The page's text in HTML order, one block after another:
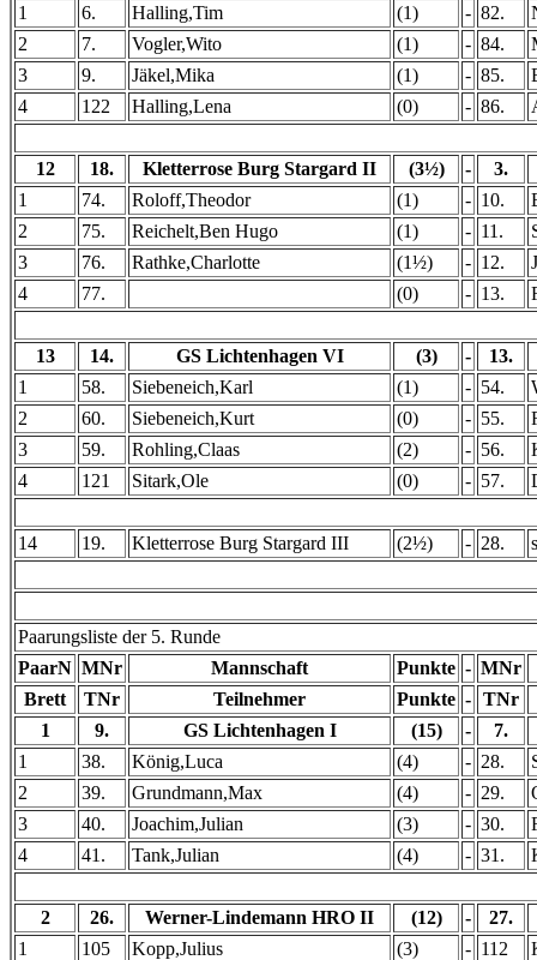
1
6. Halling,Tim (1) - 82.
2
7. Vogler,Wito (1) - 84.
3
9. Jäkel,Mika (1) - 85.
4
122 Halling,Lena (0) - 86.
12 18. Kletterrose Burg Stargard II (3½) -
3.
1
74. Roloff,Theodor (1) - 10.
2
75. Reichelt,Ben Hugo (1) - 11.
3
76. Rathke,Charlotte (1½) - 12.
4
77. (0) - 13.
13 14. GS Lichtenhagen VI (3) -
13.
1
58. Siebeneich,Karl (1) - 54.
2
60. Siebeneich,Kurt (0) - 55.
3
59. Rohling,Claas (2) - 56.
4
121 Sitark,Ole (0) - 57.
14 19. Kletterrose Burg Stargard III (2½) - 28.
Paarungsliste der 5. Runde
PaarN MNr Mannschaft Punkte - MNr
Brett
TNr Teilnehmer Punkte - TNr
1
9. GS Lichtenhagen I (15) -
7.
1
38. König,Luca (4) - 28.
2
39. Grundmann,Max (4) - 29.
3
40. Joachim,Julian (3) - 30.
4
41. Tank,Julian (4) - 31.
2 26. Werner-Lindemann HRO II (12) -
27.
1
105 Kopp,Julius (3) - 112